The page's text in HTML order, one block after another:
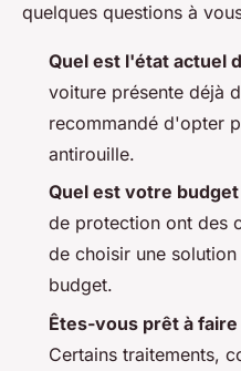
quelques questions à
Quel est l'état actuel
voiture présente déjà
recommandé d'opter
antirouille.
Quel est votre budget
de protection ont des
de choisir une
budget.
Êtes-vous prêt à
Certains traitements,